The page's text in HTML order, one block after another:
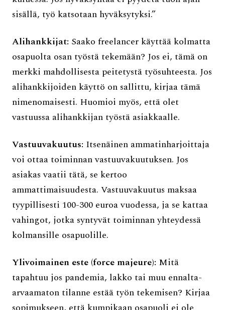
sisällä, työ katsotaan hyväksytyksi.”
Alihankkijat: Saako freelancer käyttää kolmatta
osapuolta osan työstä tekemään? Jos ei, tämä on
merkki mahdollisesta peitetystä työsuhteesta. Jos
alihankkijoiden käyttö on sallittu, kirjaa tämä
nimenomaisesti. Huomioi myös, että olet
vastuussa alihankkijan työstä asiakkaalle.
Vastuuvakuutus: Itsenäinen ammatinharjoittaja
voi ottaa toiminnan vastuuvakuutuksen. Jos
asiakas vaatii tätä, se kertoo
ammattimaisuudesta. Vastuuvakuutus maksaa
tyypillisesti 100-300 euroa vuodessa, ja se kattaa
vahingot, jotka syntyvät toiminnan yhteydessä
kolmansille osapuolille.
Ylivoimainen este (force majeure): Mitä
tapahtuu jos pandemia, lakko tai muu ennalta-
arvaamaton tilanne estää työn tekemisen? Kirjaa